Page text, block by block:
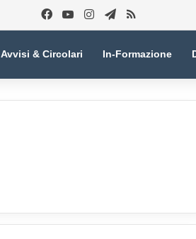
Facebook
You TubeInstagramTelegram
Avvisi & Circolari In-Formazione